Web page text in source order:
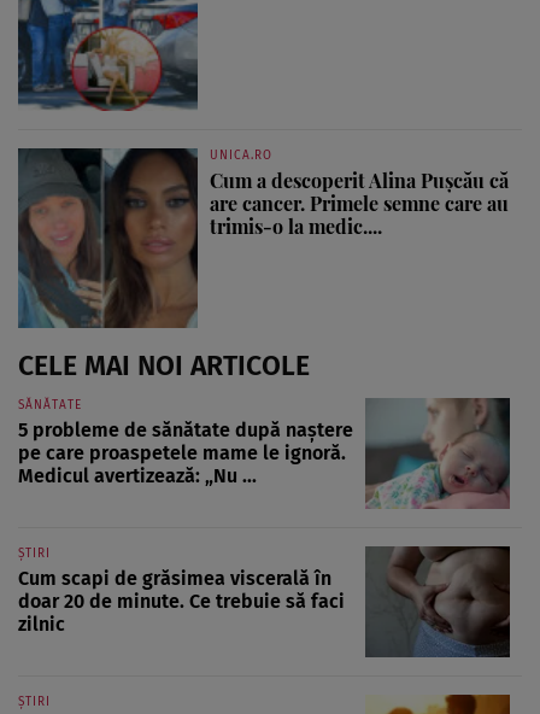
UNICA.RO
Cum a descoperit Alina Pușcău că
are cancer. Primele semne care au
trimis-o la medic....
CELE MAI NOI ARTICOLE
SĂNĂTATE
5 probleme de sănătate după naștere
pe care proaspetele mame le ignoră.
Medicul avertizează: „Nu ...
ȘTIRI
Cum scapi de grăsimea viscerală în
doar 20 de minute. Ce trebuie să faci
zilnic
ȘTIRI